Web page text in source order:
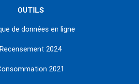
OUTILS
de données en ligne
Recensement 2024
2021